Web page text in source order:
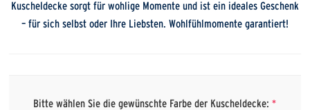
Kuscheldecke sorgt für wohlige Momente und ist ein ideales Geschenk
– für sich selbst oder Ihre Liebsten. Wohlfühlmomente garantiert!
Bitte wählen Sie die gewünschte Farbe der Kuscheldecke:*